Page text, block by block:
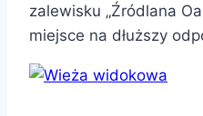
zalewisku „Źródlana
miejsce na dłuższy